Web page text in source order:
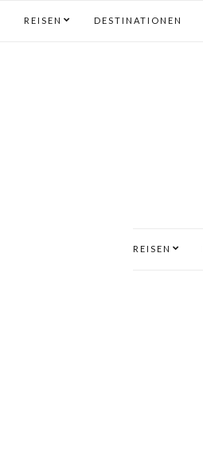
REISEN DESTINATIONEN
REISEN